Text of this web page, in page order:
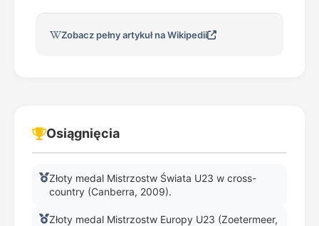
Zobacz pełny artykuł na Wikipedii
Osiągnięcia
Złoty medal Mistrzostw Świata U23 w cross-
country (Canberra, 2009).
Złoty medal Mistrzostw Europy U23 (Zoetermeer,